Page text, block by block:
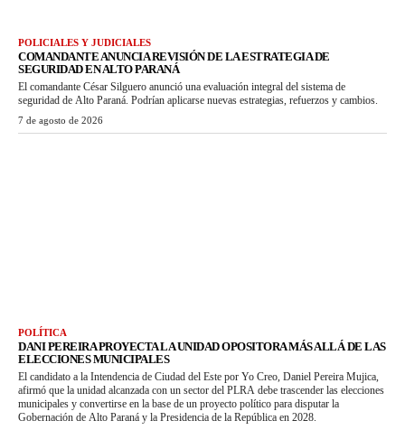
POLICIALES Y JUDICIALES
COMANDANTE ANUNCIA REVISIÓN DE LA ESTRATEGIA DE
SEGURIDAD EN ALTO PARANÁ
El comandante César Silguero anunció una evaluación integral del sistema de
seguridad de Alto Paraná. Podrían aplicarse nuevas estrategias, refuerzos y cambios.
7 de agosto de 2026
POLÍTICA
DANI PEREIRA PROYECTA LA UNIDAD OPOSITORA MÁS ALLÁ DE LAS
ELECCIONES MUNICIPALES
El candidato a la Intendencia de Ciudad del Este por Yo Creo, Daniel Pereira Mujica,
afirmó que la unidad alcanzada con un sector del PLRA debe trascender las elecciones
municipales y convertirse en la base de un proyecto político para disputar la
Gobernación de Alto Paraná y la Presidencia de la República en 2028.